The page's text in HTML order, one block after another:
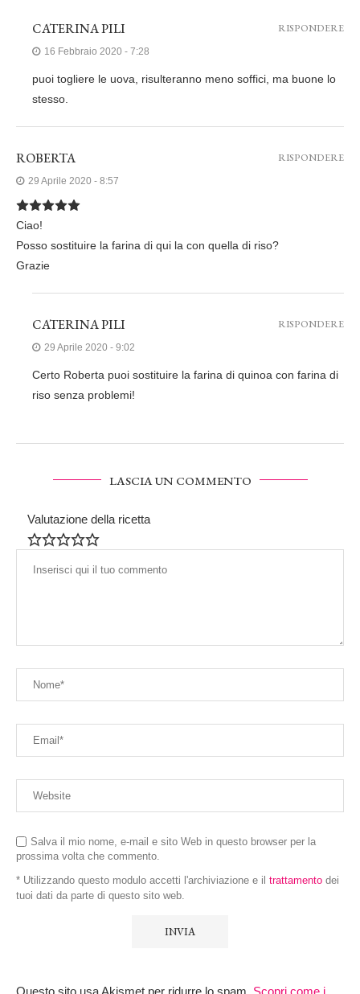
CATERINA PILI
16 Febbraio 2020 - 7:28
puoi togliere le uova, risulteranno meno soffici, ma buone lo
stesso.
RISPONDERE
ROBERTA
29 Aprile 2020 - 8:57
Ciao!
Posso sostituire la farina di qui la con quella di riso?
Grazie
RISPONDERE
CATERINA PILI
29 Aprile 2020 - 9:02
Certo Roberta puoi sostituire la farina di quinoa con farina di
riso senza problemi!
RISPONDERE
LASCIA UN COMMENTO
Valutazione della ricetta
Salva il mio nome, e-mail e sito Web in questo browser per la
prossima volta che commento.
* Utilizzando questo modulo accetti l'archiviazione e il trattamento dei
tuoi dati da parte di questo sito web.
Questo sito usa Akismet per ridurre lo spam. Scopri come i